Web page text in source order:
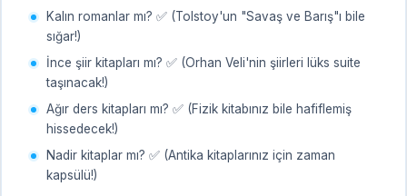
Kalın romanlar mı? ✅ (Tolstoy'un "Savaş ve Barış"ı bile
sığar!)
İnce şiir kitapları mı? ✅ (Orhan Veli'nin şiirleri lüks suite
taşınacak!)
Ağır ders kitapları mı? ✅ (Fizik kitabınız bile hafiflemiş
hissedecek!)
Nadir kitaplar mı? ✅ (Antika kitaplarınız için zaman
kapsülü!)